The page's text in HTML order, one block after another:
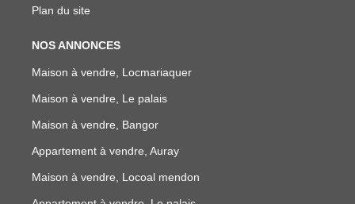
Plan du site
NOS ANNONCES
Maison à vendre, Locmariaquer
Maison à vendre, Le palais
Maison à vendre, Bangor
Appartement à vendre, Auray
Maison à vendre, Locoal mendon